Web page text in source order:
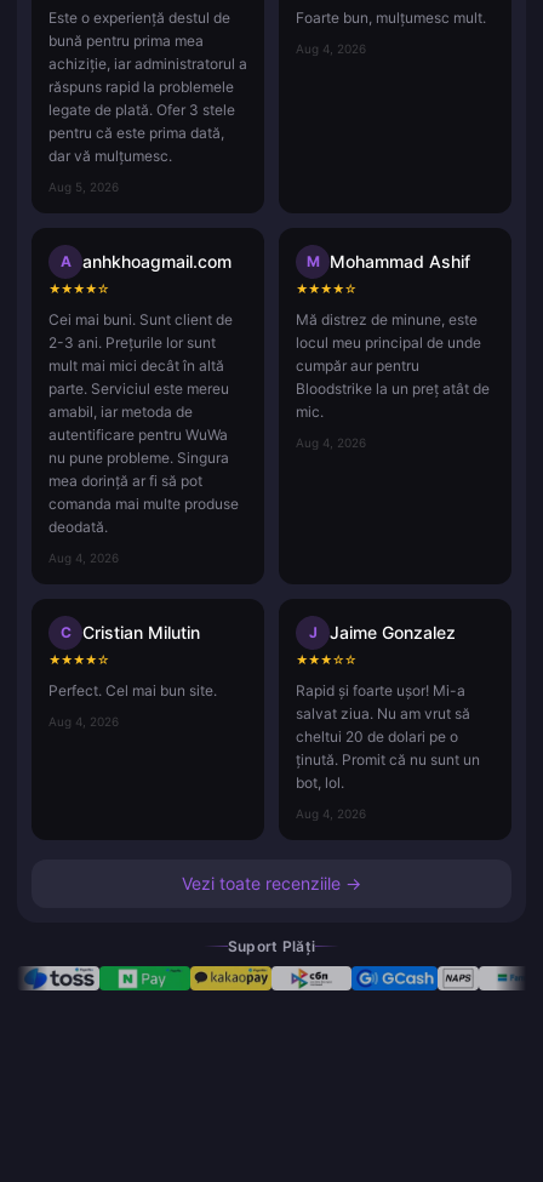
Este o experiență destul de
bună pentru prima mea
achiziție, iar administratorul a
răspuns rapid la problemele
legate de plată. Ofer 3 stele
pentru că este prima dată,
dar vă mulțumesc.
Aug 5, 2026
Foarte bun, mulțumesc mult.
Aug 4, 2026
A anhkhoagmail.com
★★★★☆
Cei mai buni. Sunt client de
2-3 ani. Prețurile lor sunt
mult mai mici decât în altă
parte. Serviciul este mereu
amabil, iar metoda de
autentificare pentru WuWa
nu pune probleme. Singura
mea dorință ar fi să pot
comanda mai multe produse
deodată.
Aug 4, 2026
M Mohammad Ashif
★★★★☆
Mă distrez de minune, este
locul meu principal de unde
cumpăr aur pentru
Bloodstrike la un preț atât de
mic.
Aug 4, 2026
C Cristian Milutin
★★★★☆
Perfect. Cel mai bun site.
Aug 4, 2026
J Jaime Gonzalez
★★★☆☆
Rapid și foarte ușor! Mi-a
salvat ziua. Nu am vrut să
cheltui 20 de dolari pe o
ținută. Promit că nu sunt un
bot, lol.
Aug 4, 2026
Vezi toate recenziile →
Suport Plăți